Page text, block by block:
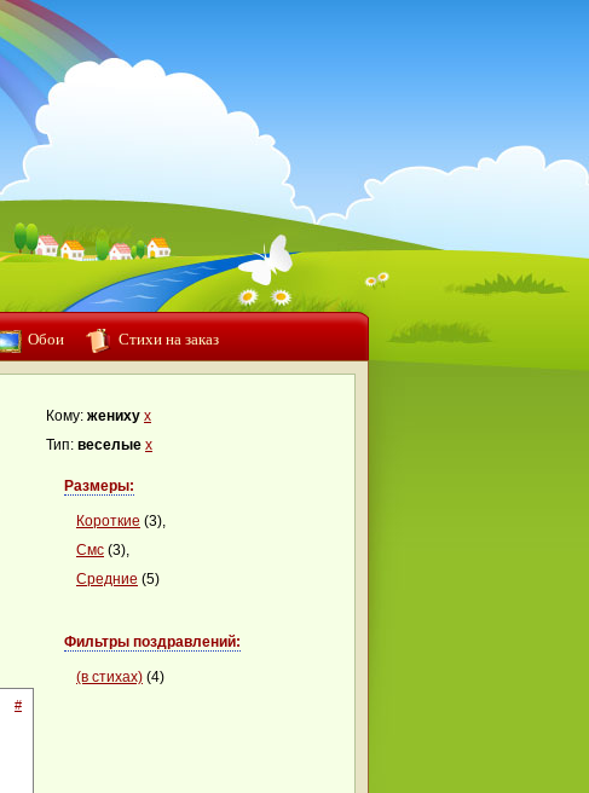
Обои Стихи на заказ
#
Кому: жениху x
Тип: веселые x
Размеры:
Короткие (3),
Смс (3),
Средние (5)
Фильтры поздравлений:
(в стихах) (4)